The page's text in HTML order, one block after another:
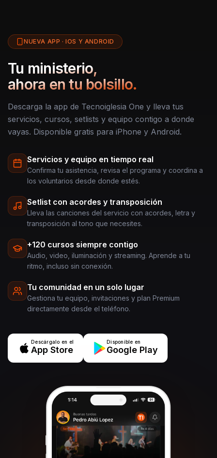
NUEVA APP · IOS Y ANDROID
Tu ministerio,
ahora en tu bolsillo.
Descarga la app de Tecnoiglesia One y lleva tus
servicios, cursos, setlists y equipo contigo a donde
vayas. Disponible gratis para iPhone y Android.
Servicios y equipo en tiempo real
Confirma tu asistencia, revisa el programa y coordina a
los voluntarios desde donde estés.
Setlist con acordes y transposición
Lleva las canciones del servicio con acordes, letra y
transposición al tono que necesites.
+120 cursos siempre contigo
Audio, video, iluminación y streaming. Aprende a tu
ritmo, incluso sin conexión.
Tu comunidad en un solo lugar
Gestiona tu equipo, invitaciones y plan Premium
directamente desde el teléfono.
Descárgalo en el
App Store
Disponible en
Google Play